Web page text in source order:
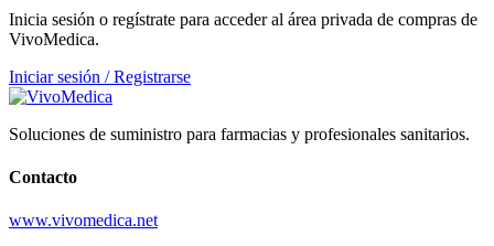
Inicia sesión o regístrate para acceder al área privada de compras de
VivoMedica.
Iniciar sesión / Registrarse
Soluciones de suministro para farmacias y profesionales sanitarios.
Contacto
www.vivomedica.net